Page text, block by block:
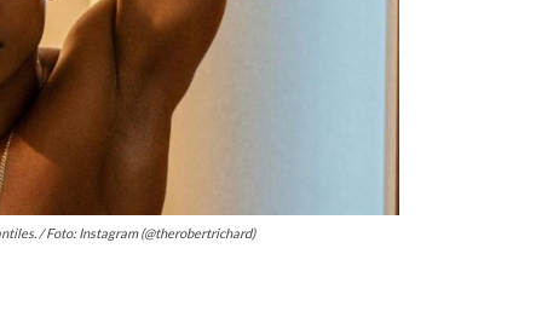
/ Foto: Instagram (@therobertrichard)